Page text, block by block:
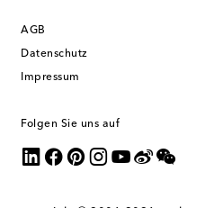
AGB
Datenschutz
Impressum
Folgen Sie uns auf